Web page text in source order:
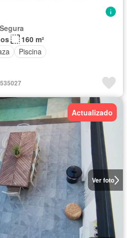
160 m²
Piscina
Ver foto
Actualizado